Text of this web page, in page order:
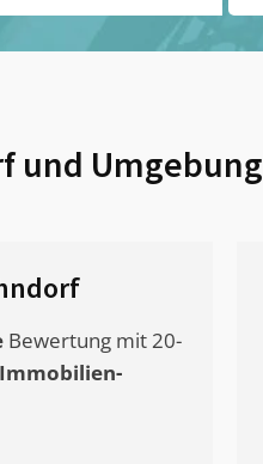
und Umgebung
Bewertung mit 20-
Immobilien-